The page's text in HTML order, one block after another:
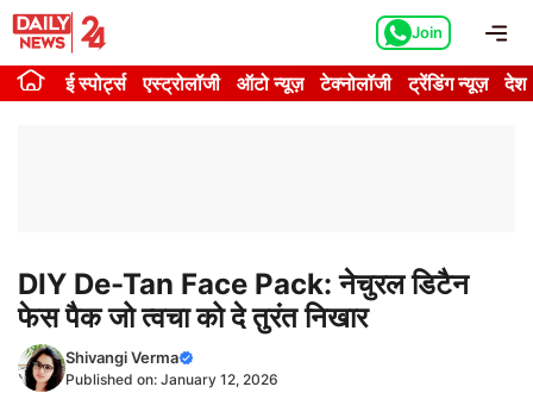
Skip
content
Join
ई स्पोर्ट्स एस्ट्रोलॉजी ऑटो न्यूज़ टेक्नोलॉजी ट्रेंडिंग न्यूज़ देश
DIY De-Tan Face Pack: नेचुरल डिटैन
फेस पैक जो त्वचा को दे तुरंत निखार
Shivangi Verma
Published on: January 12, 2026